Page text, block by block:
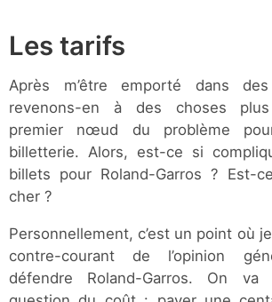
Les tarifs
Après m’être emporté dans
revenons-en à des choses
premier nœud du problème
billetterie. Alors, est-ce si
billets pour Roland-Garros ? Est-
cher ?
Personnellement, c’est un point où
contre-courant de l’opinion
défendre Roland-Garros. On